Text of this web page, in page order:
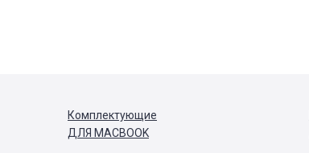
Комплектующие
ДЛЯ MACBOOK